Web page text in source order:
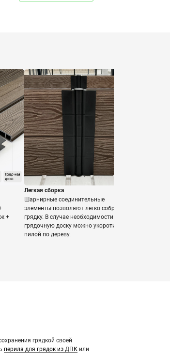
+
Легкая сборка
Шарнирные соединительные
элементы позволяют легко собрать
грядку. В случае необходимости
грядочную доску можно укоротить
пилой по дереву.
грядкой своей
перила для грядок из ДПКили